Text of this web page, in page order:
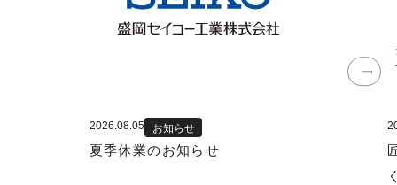
2026.08.05 お知らせ
夏季休業のお知らせ